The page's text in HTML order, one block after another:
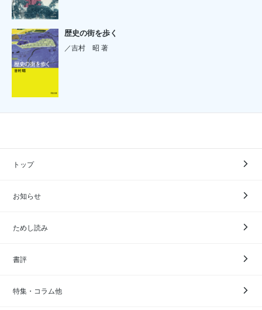
歴史の街を歩く
／吉村 昭 著
トップ
お知らせ
ためし読み
書評
特集・コラム他